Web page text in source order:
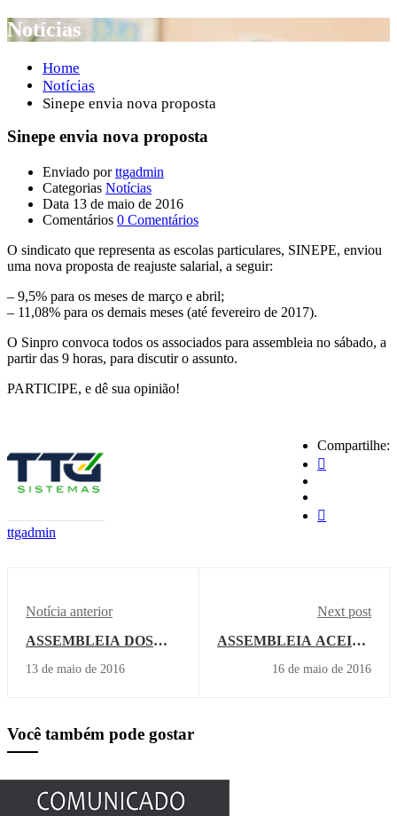
Notícias
Home
Notícias
Sinepe envia nova proposta
Sinepe envia nova proposta
Enviado por ttgadmin
Categorias Notícias
Data 13 de maio de 2016
Comentários 0 Comentários
O sindicato que representa as escolas particulares, SINEPE, enviou
uma nova proposta de reajuste salarial, a seguir:
– 9,5% para os meses de março e abril;
– 11,08% para os demais meses (até fevereiro de 2017).
O Sinpro convoca todos os associados para assembleia no sábado, a
partir das 9 horas, para discutir o assunto.
PARTICIPE, e dê sua opinião!
Compartilhe:
ttgadmin
Notícia anterior
ASSEMBLEIA DOS
REDE PARTICULAR É
13 de maio de 2016
Next post
ASSEMBLEIA ACEITA
SALARIAL E
16 de maio de 2016
Você também pode gostar